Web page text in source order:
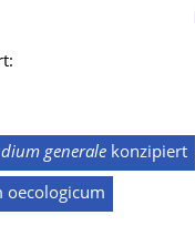
generalekonzipiert
oecologicum